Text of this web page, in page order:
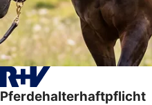
Pferdehalterhaftpflicht